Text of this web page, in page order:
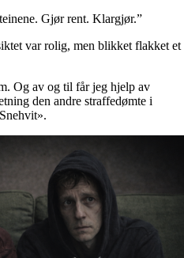
Gjør rent. Klargjør.”
var rolig, men blikket flakket et
Og av og til får jeg hjelp av
den andre straffedømte i